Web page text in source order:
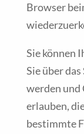
Browser
Sie können
Sie über
werden und
erlauben,
bestimmte